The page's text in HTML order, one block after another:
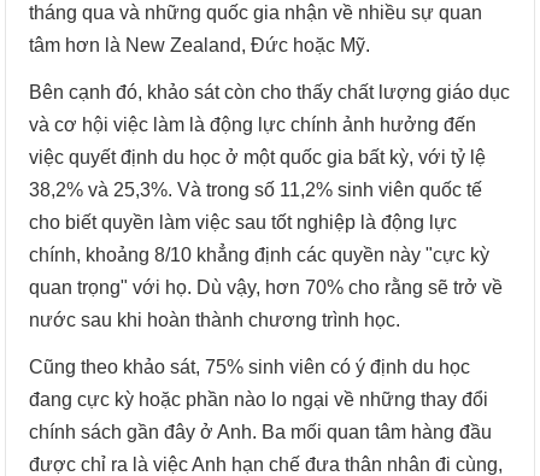
tháng qua và những quốc gia nhận về nhiều sự quan
tâm hơn là New Zealand, Đức hoặc Mỹ.
Bên cạnh đó, khảo sát còn cho thấy chất lượng giáo dục
và cơ hội việc làm là động lực chính ảnh hưởng đến
việc quyết định du học ở một quốc gia bất kỳ, với tỷ lệ
38,2% và 25,3%. Và trong số 11,2% sinh viên quốc tế
cho biết quyền làm việc sau tốt nghiệp là động lực
chính, khoảng 8/10 khẳng định các quyền này "cực kỳ
quan trọng" với họ. Dù vậy, hơn 70% cho rằng sẽ trở về
nước sau khi hoàn thành chương trình học.
Cũng theo khảo sát, 75% sinh viên có ý định du học
đang cực kỳ hoặc phần nào lo ngại về những thay đổi
chính sách gần đây ở Anh. Ba mối quan tâm hàng đầu
được chỉ ra là việc Anh hạn chế đưa thân nhân đi cùng,